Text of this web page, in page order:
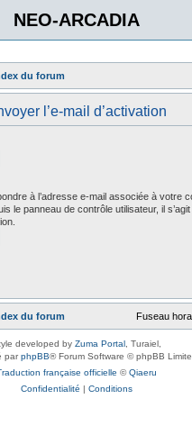
NEO-ARCADIA
du forum
l’e-mail d’activation
à l’adresse e-mail associée à votre
le panneau de contrôle utilisateur, il
du forum Fuseau
developed by Zuma Portal , Turaiel,
parphpBB® Forum Software © phpBB
française officielle ©Qiaeru
Confidentialité | Conditions